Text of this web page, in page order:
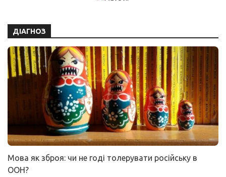
ДІАГНОЗ
Мова як зброя: чи не годі толерувати російську в
ООН?